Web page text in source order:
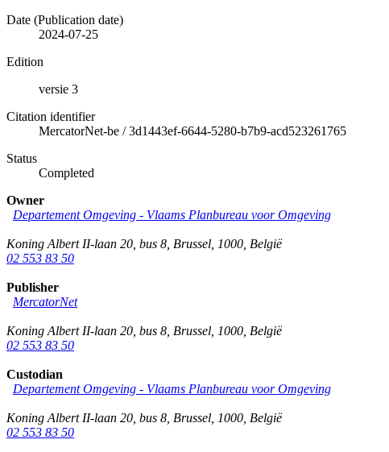
Date (Publication date)
2024-07-25
Edition
versie 3
Citation identifier
MercatorNet-be /3d1443ef-6644-5280-b7b9-acd523261765
Status
Completed
Owner
Departement Omgeving - Vlaams Planbureau voor Omgeving
Koning Albert II-laan 20, bus 8 Brussel 1000 België
02 553 83 50
Publisher
MercatorNet
Koning Albert II-laan 20, bus 8 Brussel 1000 België
02 553 83 50
Custodian
Departement Omgeving - Vlaams Planbureau voor Omgeving
Koning Albert II-laan 20, bus 8 Brussel 1000 België
02 553 83 50